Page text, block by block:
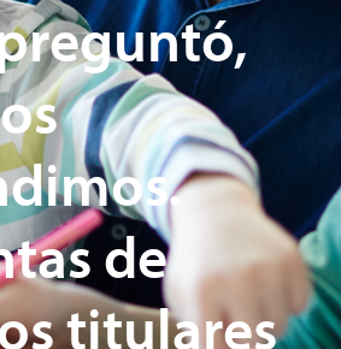
de
titulares